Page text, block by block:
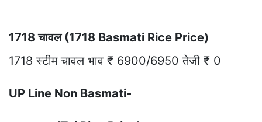
1718 चावल (1718 Basmati Rice Price)
1718 स्टीम चावल भाव ₹ 6900/6950 तेजी ₹ 0
UP Line Non Basmati-